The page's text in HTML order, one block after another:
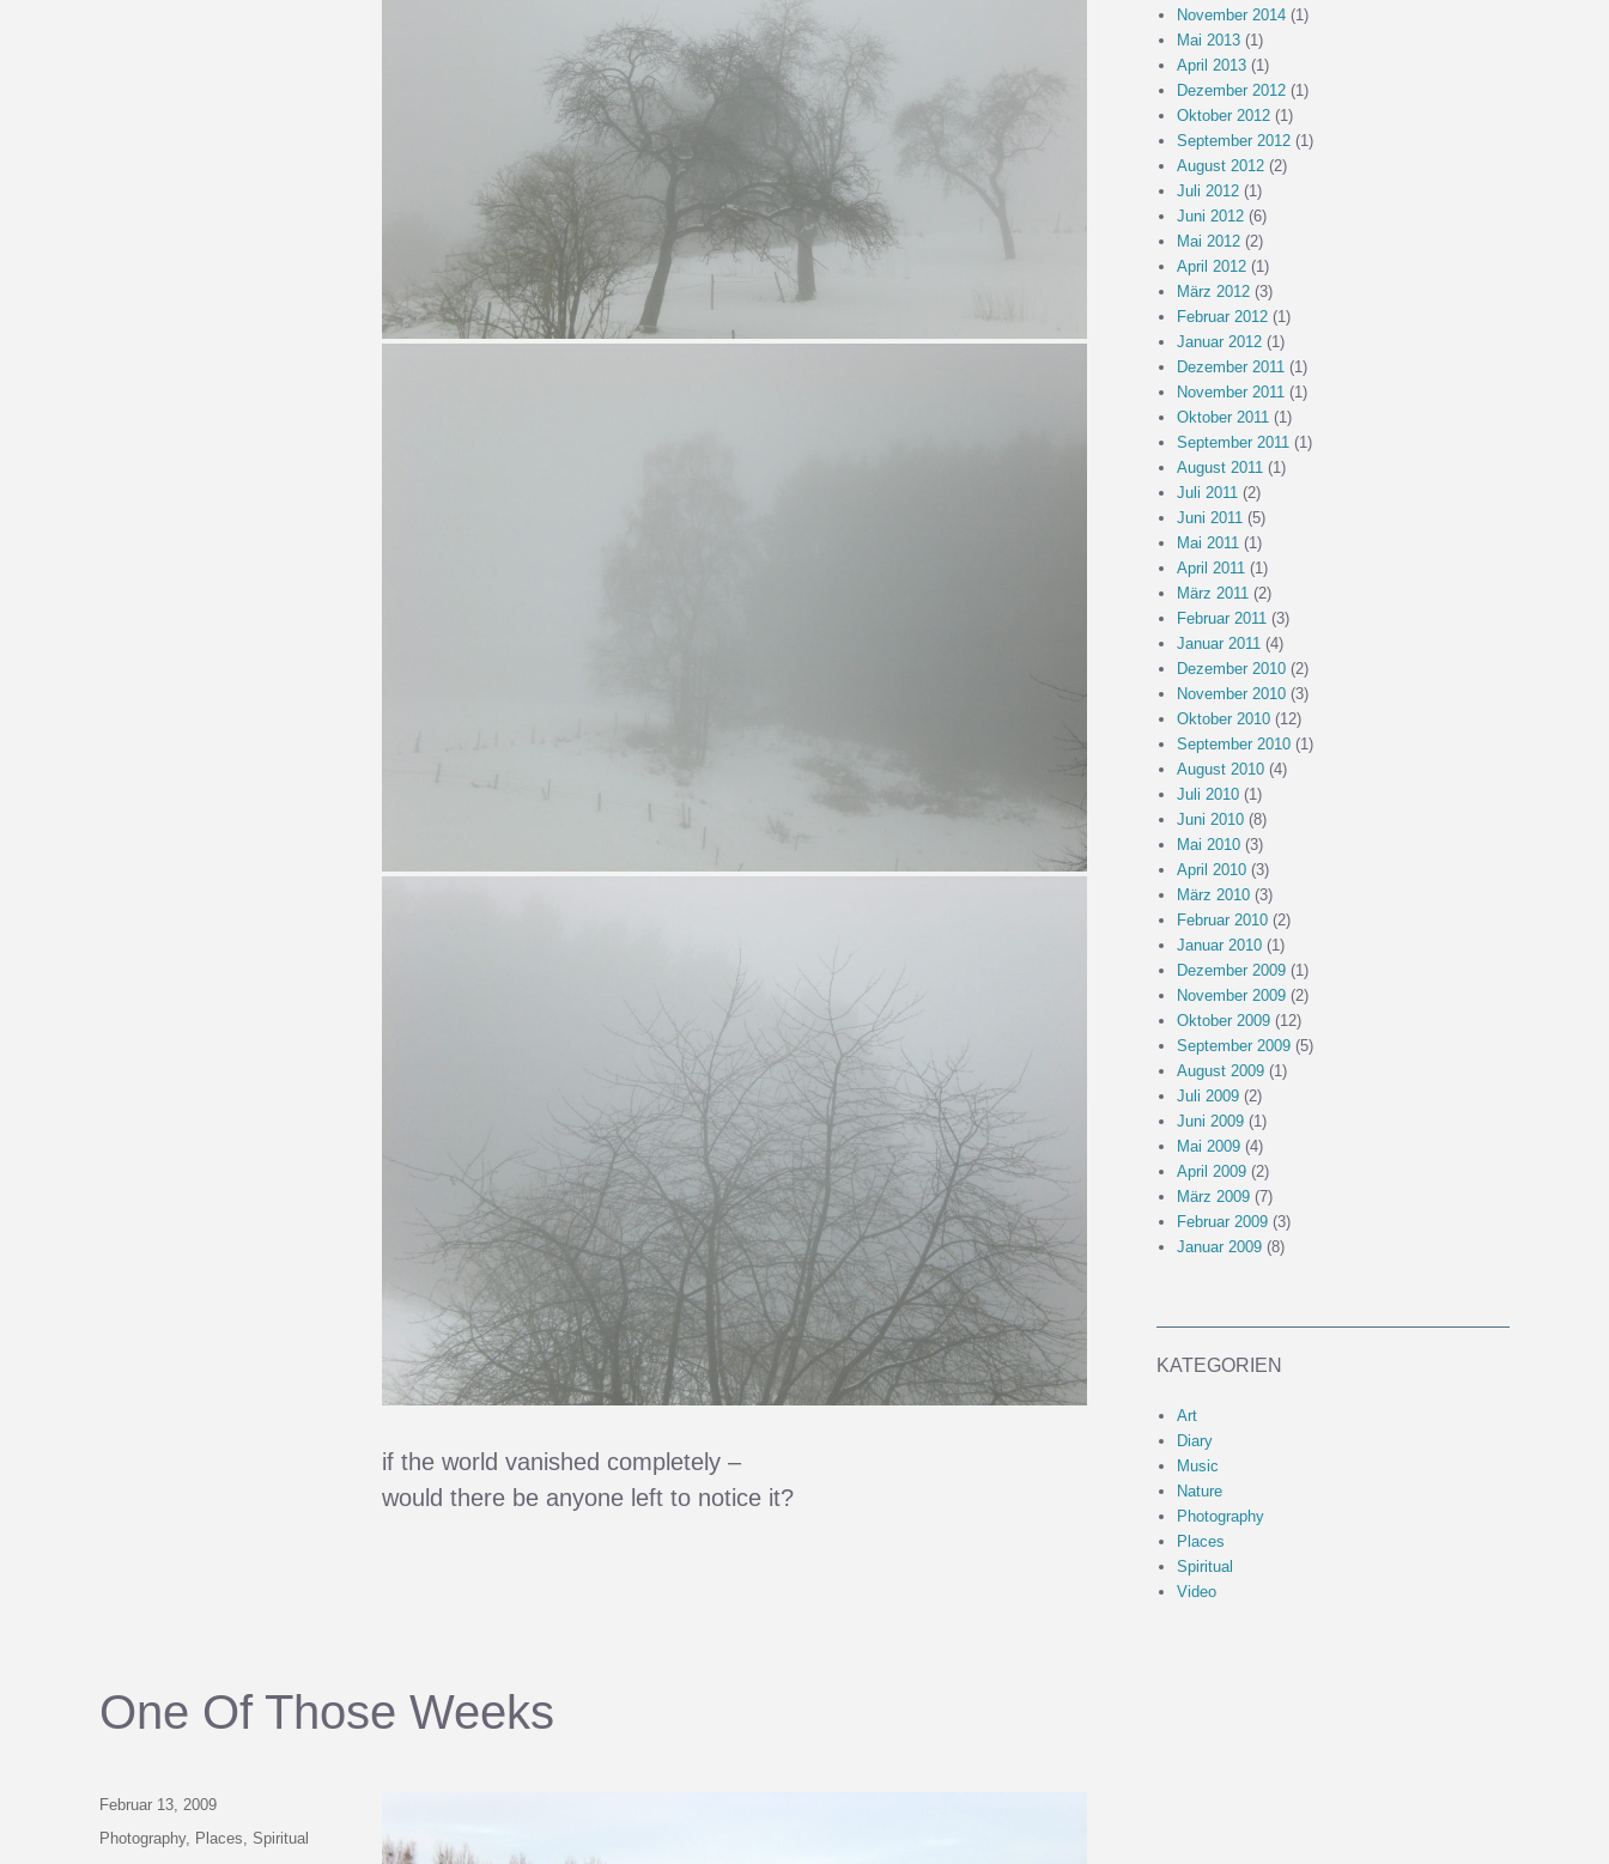
if the world vanished completely –
would there be anyone left to notice it?
One Of Those Weeks
Veröffentlicht
am
Februar 13, 2009
Kategorien
Photography, Places
Spiritual
November 2014(1)
Mai 2013(1)
April 2013(1)
Dezember 2012(1)
Oktober 2012(1)
September 2012(1)
August 2012(2)
Juli 2012(1)
Juni 2012(6)
Mai 2012(2)
April 2012(1)
März 2012(3)
Februar 2012(1)
Januar 2012(1)
Dezember 2011 (1)
November 2011 (1)
Oktober 2011 (1)
September 2011 (1)
August 2011 (1)
Juli 2011 (2)
Juni 2011 (5)
Mai 2011 (1)
April 2011 (1)
März 2011 (2)
Februar 2011 (3)
Januar 2011 (4)
Dezember 2010(2)
November 2010(3)
Oktober 2010(12)
September 2010(1)
August 2010(4)
Juli 2010(1)
Juni 2010(8)
Mai 2010(3)
April 2010(3)
März 2010(3)
Februar 2010(2)
Januar 2010(1)
Dezember 2009(1)
November 2009(2)
Oktober 2009(12)
September 2009(5)
August 2009(1)
Juli 2009(2)
Juni 2009(1)
Mai 2009(4)
April 2009(2)
März 2009(7)
Februar 2009(3)
Januar 2009(8)
KATEGORIEN
Art
Diary
Music
Nature
Photography
Places
Spiritual
Video